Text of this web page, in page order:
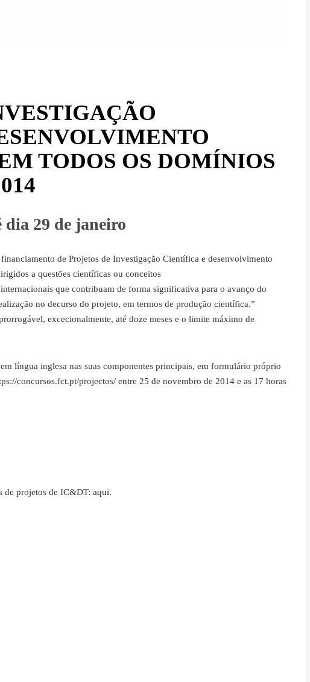
TODOS OS DOMÍNIOS
dia 29 de janeiro
de Projetos de Investigação Científica e desenvolvimento
a questões científicas ou conceitos
que contribuam de forma significativa para o avanço do
no decurso do projeto, em termos de produção científica.”
excecionalmente, até doze meses e o limite máximo de
língua inglesa nas suas componentes principais, em formulário próprio
concursos.fct.pt/projectos/ entre 25 de novembro de 2014 e as 17 horas
de projetos de IC&DT: aqui.